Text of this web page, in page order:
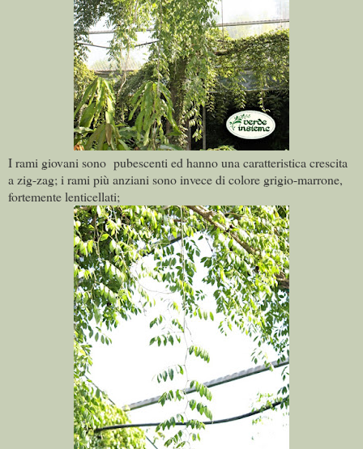
I rami giovani sono pubescenti ed hanno una caratteristica crescita
a zig-zag; i rami più anziani sono invece di colore grigio-marrone,
fortemente lenticellati;